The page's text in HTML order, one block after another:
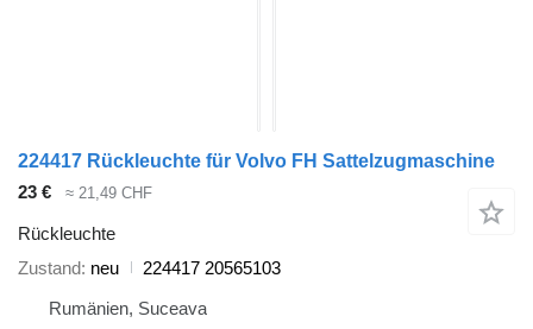
224417 Rückleuchte für Volvo FH Sattelzugmaschine
23 €
≈ 21,49 CHF
Rückleuchte
Zustand neu
224417 20565103
Rumänien, Suceava